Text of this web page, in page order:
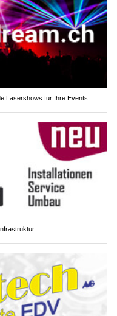
Lasershows für Ihre Events